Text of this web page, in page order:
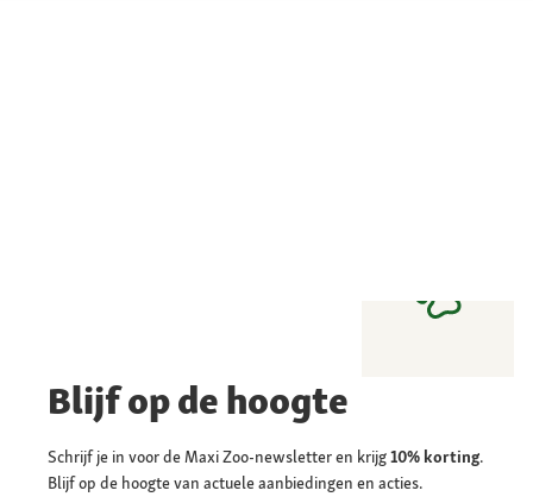
Blijf op de hoogte
Schrijf je in voor de Maxi Zoo-newsletter en krijg10% korting.
Blijf op de hoogte van actuele aanbiedingen en acties.